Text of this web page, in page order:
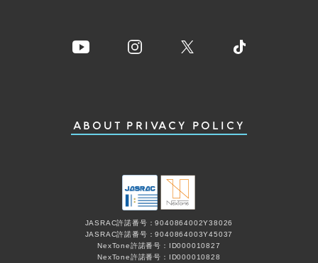
ABOUT PRIVACY POLICY
JASRAC許諾番号：9040864002Y38026
JASRAC許諾番号：9040864003Y45037
NexTone許諾番号：ID000010827
NexTone許諾番号：ID000010828